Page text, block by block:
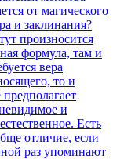
от магического
и заклинания?
произносится
формула, там и
вера
то и
предполагает
и
Есть
отличие, если
раз упоминают